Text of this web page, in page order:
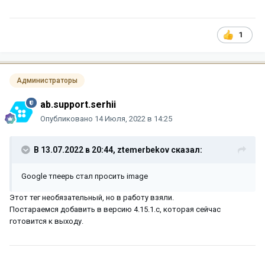
1
Администраторы
ab.support.serhii
Опубликовано 14 Июля, 2022 в 14:25
В 13.07.2022 в 20:44, ztemerbekov сказал:
Google тпеерь стал просить image
Этот тег необязательный, но в работу взяли.
Постараемся добавить в версию 4.15.1.c, которая сейчас
готовится к выходу.